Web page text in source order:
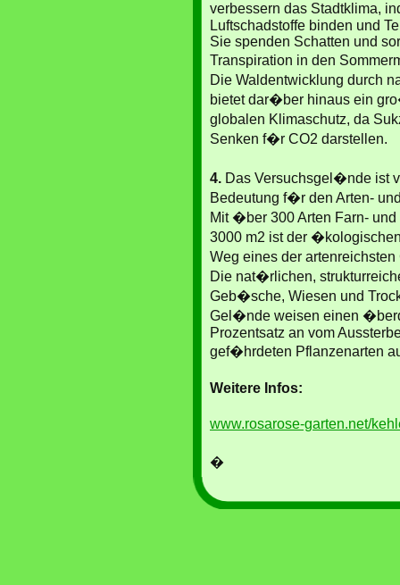
verbessern das Stadtklima,
Luftschadstoffe binden und
Sie spenden Schatten und
Transpiration in den
Die Waldentwicklung durch
bietet dar�ber hinaus ein
globalen Klimaschutz, da
Senken f�r CO2 darstellen.
4. Das Versuchsgel�nde ist
Bedeutung f�r den Arten-
Mit �ber 300 Arten Farn-
3000 m2 ist der
Weg eines der
Die nat�rlichen,
Geb�sche, Wiesen und
Gel�nde weisen einen
Prozentsatz an vom
gef�hrdeten Pflanzenarten
Weitere Infos:
www.rosarose-garten.net/
�